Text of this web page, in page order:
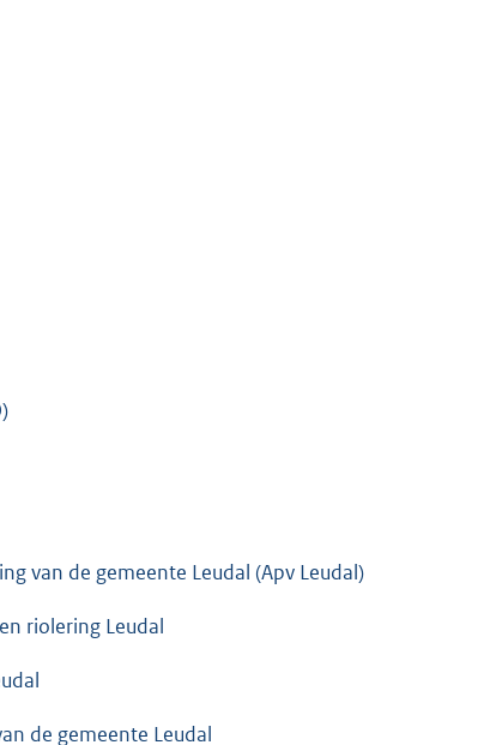
van de gemeente Leudal (Apv Leudal)
riolering Leudal
de gemeente Leudal